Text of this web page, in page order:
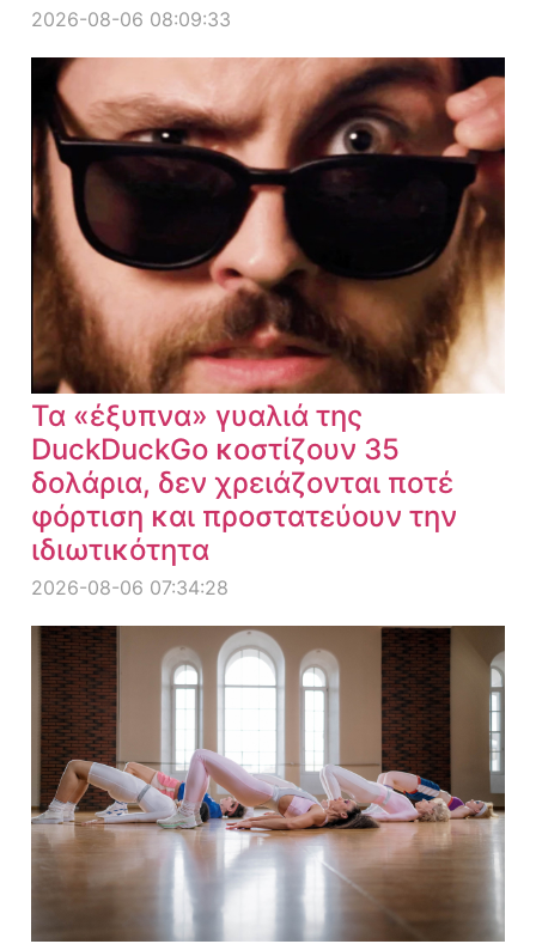
2026-08-06 08:09:33
Τα «έξυπνα» γυαλιά της
DuckDuckGo κοστίζουν 35
δολάρια, δεν χρειάζονται ποτέ
φόρτιση και προστατεύουν την
ιδιωτικότητα
2026-08-06 07:34:28